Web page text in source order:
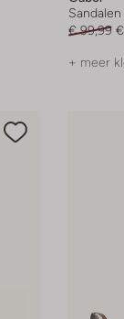
€ 99,99
+ meer